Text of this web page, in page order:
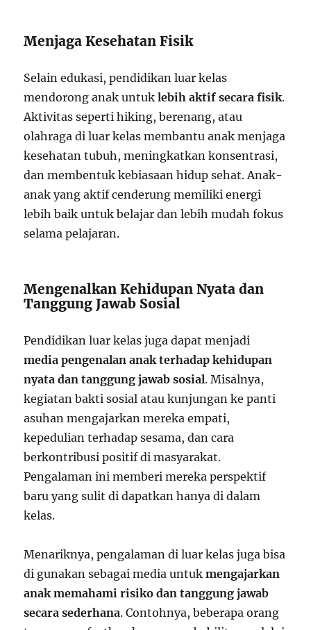
Menjaga Kesehatan Fisik
Selain edukasi, pendidikan luar kelas
mendorong anak untuklebih aktif secara fisik.
Aktivitas seperti hiking, berenang, atau
olahraga di luar kelas membantu anak menjaga
kesehatan tubuh, meningkatkan konsentrasi,
dan membentuk kebiasaan hidup sehat. Anak-
anak yang aktif cenderung memiliki energi
lebih baik untuk belajar dan lebih mudah fokus
selama pelajaran.
Mengenalkan Kehidupan Nyata dan
Tanggung Jawab Sosial
Pendidikan luar kelas juga dapat menjadi
media pengenalan anak terhadap kehidupan
nyata dan tanggung jawab sosial. Misalnya,
kegiatan bakti sosial atau kunjungan ke panti
asuhan mengajarkan mereka empati,
kepedulian terhadap sesama, dan cara
berkontribusi positif di masyarakat.
Pengalaman ini memberi mereka perspektif
baru yang sulit di dapatkan hanya di dalam
kelas.
Menariknya, pengalaman di luar kelas juga bisa
di gunakan sebagai media untukmengajarkan
anak memahami risiko dan tanggung jawab
secara sederhana. Contohnya, beberapa orang